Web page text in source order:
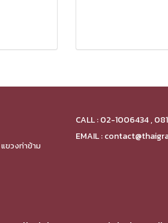
ขวงท่าข้าม
CALL : 02-1006434 ,
EMAIL :